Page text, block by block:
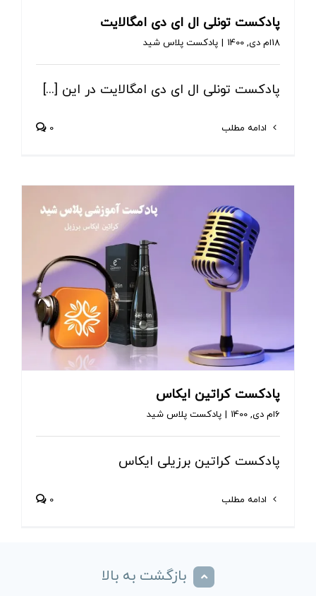
پادکست تونلی ال ای دی امگالایت
18ام دی, 1400 | پادکست پلاس شید
پادکست تونلی ال ای دی امگالایت در این [...]
ادامه مطلب 0
پادکست کراتین ایکاس
6ام دی, 1400 پادکست پلاس شید
پادکست کراتین برزیلی ایکاس
ادامه مطلب 0
بازگشت به بالا